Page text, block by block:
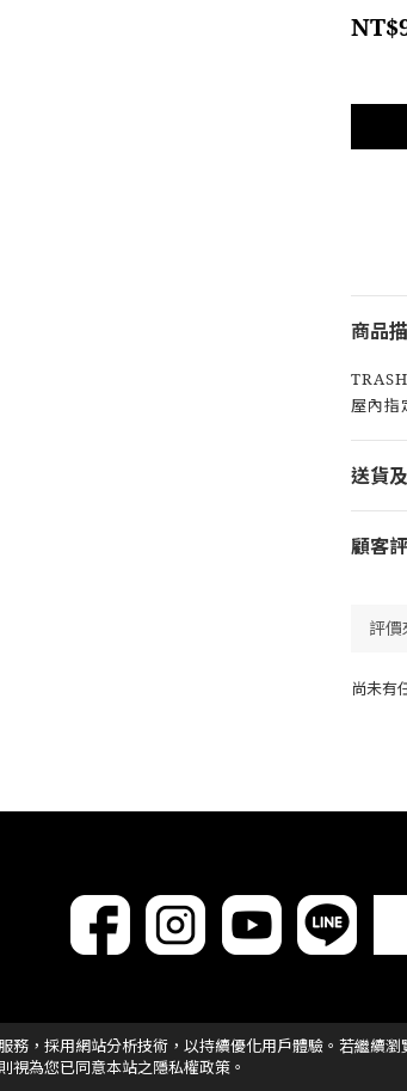
商品
屋內指
送貨
顧客
尚未有
務，採用網站分析技術，以持續優化用戶體驗。若繼續
視為您已同意本站之隱私權政策。